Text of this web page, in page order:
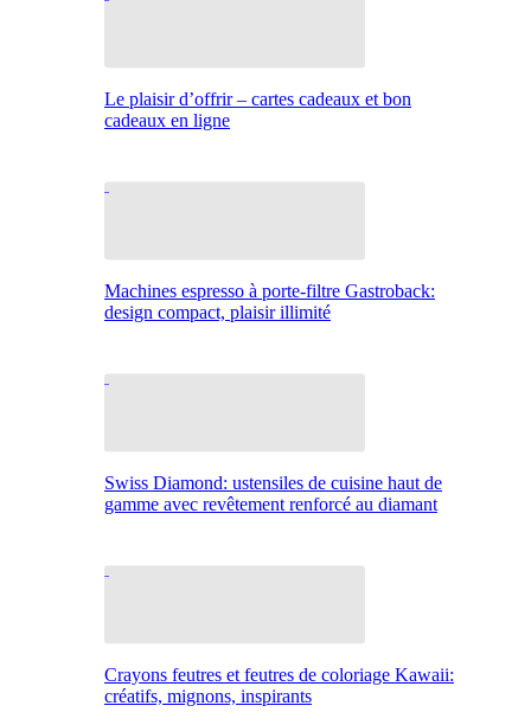
Le plaisir d’offrir – cartes cadeaux et bon
cadeaux en ligne
Machines espresso à porte-filtre Gastroback:
design compact, plaisir illimité
Swiss Diamond: ustensiles de cuisine haut de
gamme avec revêtement renforcé au diamant
Crayons feutres et feutres de coloriage Kawaii:
créatifs, mignons, inspirants